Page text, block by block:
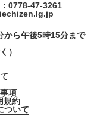
0778-47-3261
から午後5時15分まで
）
項
規約
ついて